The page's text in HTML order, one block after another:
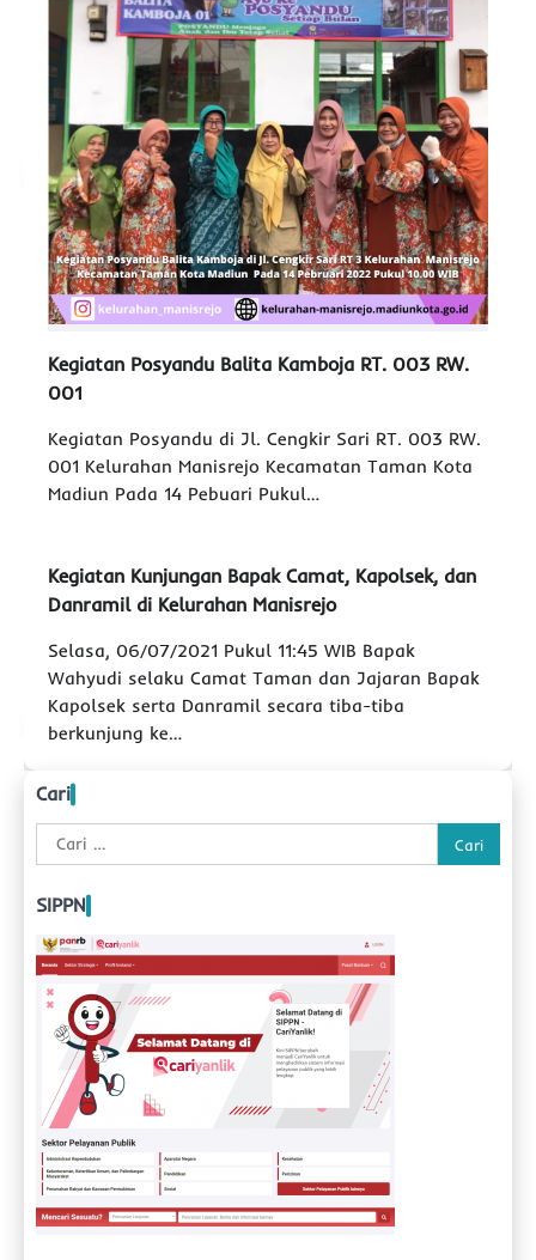
Kegiatan Posyandu Balita Kamboja RT. 003 RW.
001
Kegiatan Posyandu di Jl. Cengkir Sari RT. 003 RW.
001 Kelurahan Manisrejo Kecamatan Taman Kota
Madiun Pada 14 Pebuari Pukul…
Kegiatan Kunjungan Bapak Camat, Kapolsek, dan
Danramil di Kelurahan Manisrejo
Selasa, 06/07/2021 Pukul 11:45 WIB Bapak
Wahyudi selaku Camat Taman dan Jajaran Bapak
Kapolsek serta Danramil secara tiba-tiba
berkunjung ke…
Cari
Cari
untuk:
SIPPN